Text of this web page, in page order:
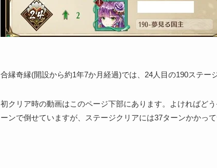
合縁奇縁(開設から約1年7か月経過)では、24人目の190ステー
初クリア時の動画はこのページ下部にあります。よければど
ーンで倒せていますが、ステージクリアには37ターンかかって